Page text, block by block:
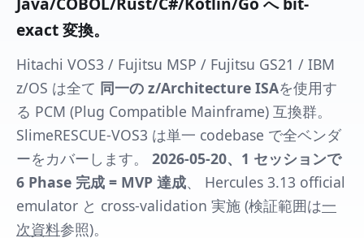
exact 変換。
Hitachi VOS3 / Fujitsu MSP / Fujitsu GS21 / IBM
z/OS は全て 同一の z/Architecture ISAを使用す
る PCM (Plug Compatible Mainframe) 互換群。
SlimeRESCUE-VOS3 は単一 codebase で全ベンダ
ーをカバーします。 2026-05-20、1 セッションで
6 Phase 完成 = MVP 達成、 Hercules 3.13 official
emulator と cross-validation 実施 (検証範囲は一
次資料参照)。